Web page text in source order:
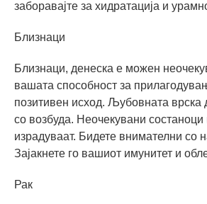
заборавајте за хидратација и
Близнаци
Близнаци, денеска е можен
вашата способност за
позитивен исход. Љубовната врска
со возбуда. Неочекувани
израдуваат. Бидете внимателни со
Зајакнете го вашиот имунитет и
Рак